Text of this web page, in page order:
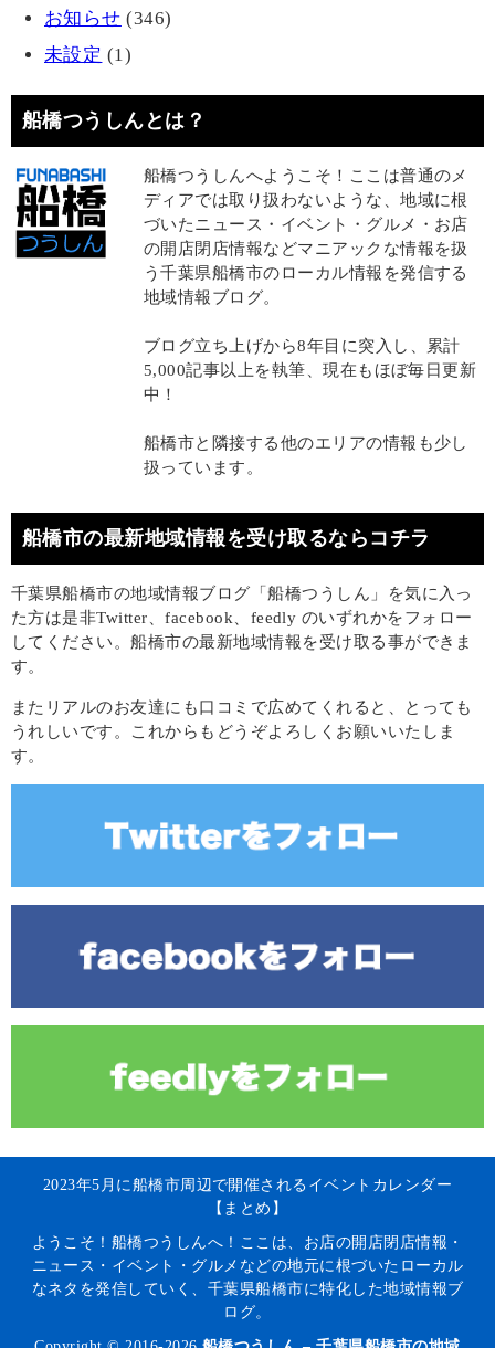
お知らせ (346)
未設定 (1)
船橋つうしんとは？
船橋つうしんへようこそ！ここは普通のメ
ディアでは取り扱わないような、地域に根
づいたニュース・イベント・グルメ・お店
の開店閉店情報などマニアックな情報を扱
う千葉県船橋市のローカル情報を発信する
地域情報ブログ。
ブログ立ち上げから8年目に突入し、累計
5,000記事以上を執筆、現在もほぼ毎日更新
中！
船橋市と隣接する他のエリアの情報も少し
扱っています。
船橋市の最新地域情報を受け取るならコチラ
千葉県船橋市の地域情報ブログ「船橋つうしん」を気に入っ
た方は是非Twitter、facebook、feedly のいずれかをフォロー
してください。船橋市の最新地域情報を受け取る事ができま
す。
またリアルのお友達にも口コミで広めてくれると、とっても
うれしいです。これからもどうぞよろしくお願いいたしま
す。
2023年5月に船橋市周辺で開催されるイベントカレンダー
【まとめ】
ようこそ！船橋つうしんへ！ここは、お店の開店閉店情報・
ニュース・イベント・グルメなどの地元に根づいたローカル
なネタを発信していく、千葉県船橋市に特化した地域情報ブ
ログ。